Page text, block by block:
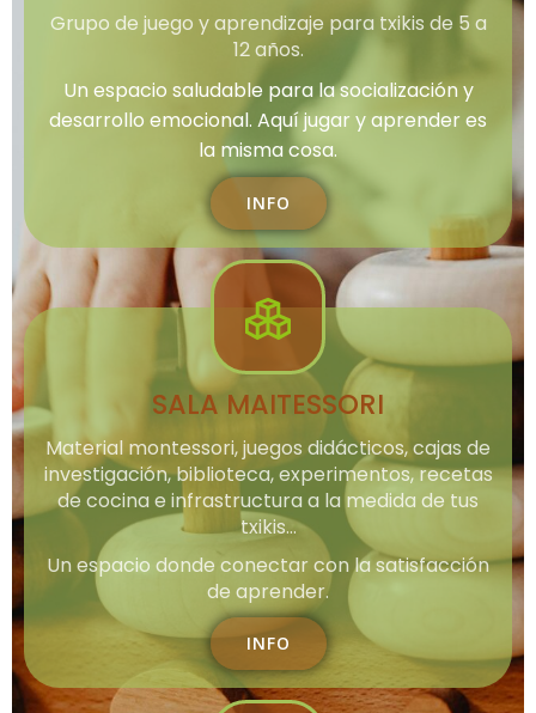
Grupo de juego y aprendizaje para txikis de 5 a
12 años.
Un espacio saludable para la socialización y
desarrollo emocional. Aquí jugar y aprender es
la misma cosa.
INFO
SALA MAITESSORI
Material montessori, juegos didácticos, cajas de
investigación, biblioteca, experimentos, recetas
de cocina e infrastructura a la medida de tus
txikis…
Un espacio donde conectar con la satisfacción
de aprender.
INFO